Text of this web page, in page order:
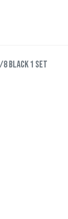
BLACK 1 SET